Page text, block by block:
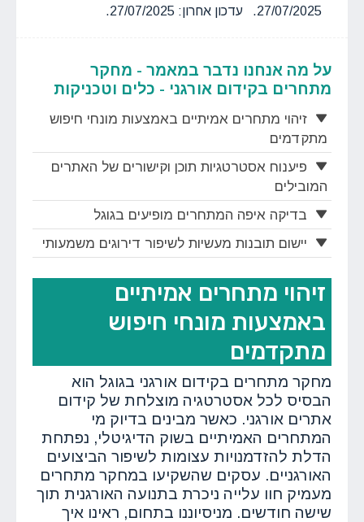
27/07/2025. עדכון אחרון: 27/07/2025.
על מה אנחנו נדבר במאמר - מחקר
מתחרים בקידום אורגני - כלים וטכניקות
זיהוי מתחרים אמיתיים באמצעות מונחי חיפוש
מתקדמים
פיענוח אסטרטגיות תוכן וקישורים של האתרים
המובילים
בדיקה איפה המתחרים מופיעים בגוגל
יישום תובנות מעשיות לשיפור דירוגים משמעותי
זיהוי מתחרים אמיתיים
באמצעות מונחי חיפוש
מתקדמים
מחקר מתחרים בקידום אורגני בגוגל הוא
הבסיס לכל אסטרטגיה מוצלחת של קידום
אתרים אורגני. כאשר מבינים בדיוק מי
המתחרים האמיתיים בשוק הדיגיטלי, נפתחת
הדלת להזדמנויות עצומות לשיפור הביצועים
האורגניים. עסקים שהשקיעו במחקר מתחרים
מעמיק חוו עלייה ניכרת בתנועה האורגנית תוך
שישה חודשים. מניסיוננו בתחום, ראינו איך